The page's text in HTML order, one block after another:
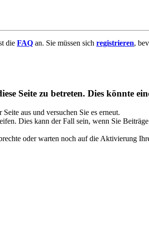
die FAQ an. Sie müssen sich registrieren,
Seite zu betreten. Dies könnte
aus und versuchen Sie es erneut.
Dies kann der Fall sein, wenn Sie
oder warten noch auf die Aktivierung